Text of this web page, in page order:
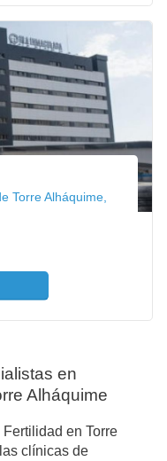
Torre Alháquime,
en
Alháquime
en Torre
clínicas de